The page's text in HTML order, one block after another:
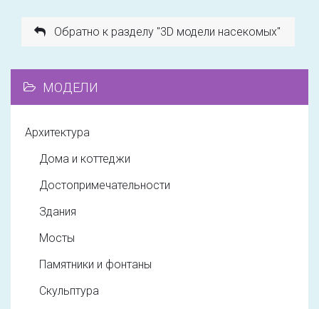
Обратно к разделу "3D модели насекомых"
МОДЕЛИ
Архитектура
Дома и коттеджи
Достопримечательности
Здания
Мосты
Памятники и фонтаны
Скульптура